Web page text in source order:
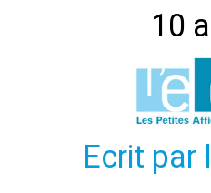
10
Ecrit par